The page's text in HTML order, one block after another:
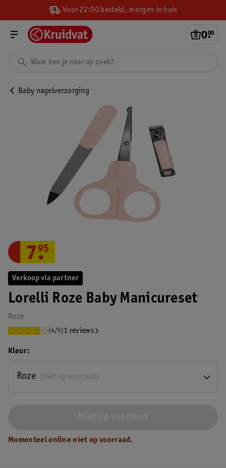
Voor 22:00 besteld, morgen in huis
0.
00
Baby nagelverzorging
Verkoop via partner
Lorelli Roze Baby Manicureset
Roze
(4/5)1 reviews
7.
95
Kleur
(Niet op voorraad)
Roze
Momenteel online niet op voorraad.